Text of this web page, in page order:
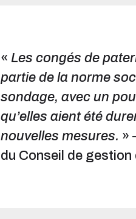
« Les congés de
partie de la norme
sondage, avec un
qu’elles aient été
nouvelles mesures. »
du Conseil de gestion